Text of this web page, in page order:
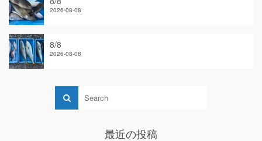
2026-08-08
8/8
2026-08-08
最近の投稿